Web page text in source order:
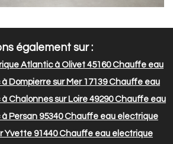
également sur :
Atlantic à Olivet 45160Chauffe eau
Dompierre sur Mer 17139Chauffe eau
Chalonnes sur Loire 49290Chauffe eau
Persan 95340Chauffe eau electrique
Yvette 91440Chauffe eau electrique